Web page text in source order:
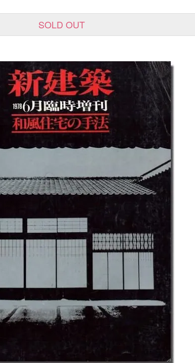
SOLD OUT